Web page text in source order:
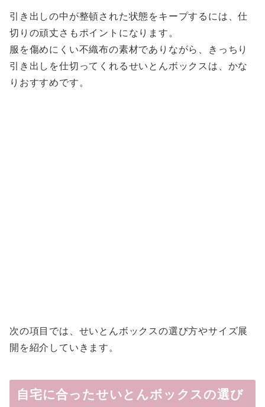
引き出しの中が整頓された状態をキープするには、仕
切りの頑丈さもポイントになります。
服を傷めにくい不織布の素材でありながら、きっちり
引き出しを仕切ってくれるせいとんボックスは、かな
りおすすめです。
次の項目では、せいとんボックスの選び方やサイズ展
開を紹介していきます。
自宅に合ったせいとんボックスの選び